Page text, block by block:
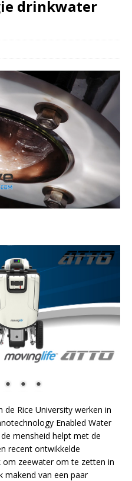
drinkwater
Rice University werken in
Enabled Water
mensheid helpt met de
recent ontwikkelde
zeewater om te zetten in
makend van een paar